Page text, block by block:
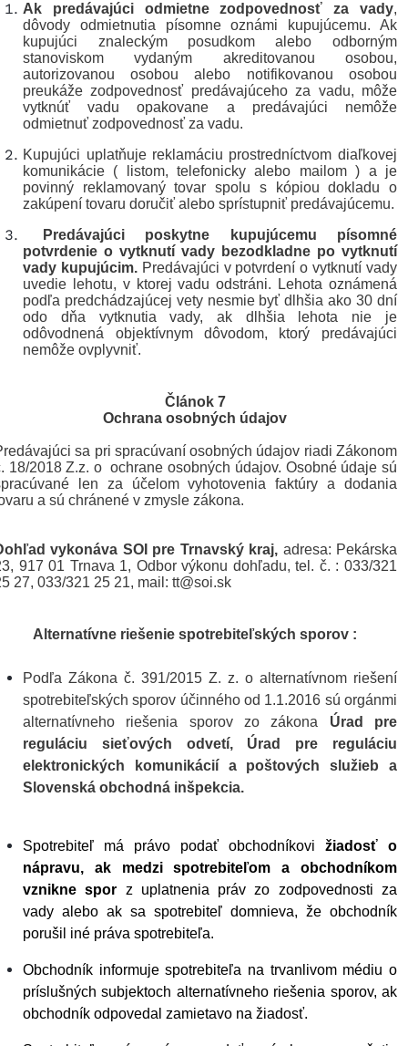
Ak predávajúci odmietne zodpovednosť za vady,
dôvody odmietnutia písomne oznámi kupujúcemu. Ak
kupujúci znaleckým posudkom alebo odborným
stanoviskom vydaným akreditovanou osobou,
autorizovanou osobou alebo notifikovanou osobou
preukáže zodpovednosť predávajúceho za vadu, môže
vytknúť vadu opakovane a predávajúci nemôže
odmietnuť zodpovednosť za vadu.
Kupujúci uplatňuje reklamáciu prostredníctvom diaľkovej
komunikácie ( listom, telefonicky alebo mailom ) a je
povinný reklamovaný tovar spolu s kópiou dokladu o
zakúpení tovaru doručiť alebo sprístupniť predávajúcemu.
Predávajúci poskytne kupujúcemu písomné
potvrdenie o vytknutí vady bezodkladne po vytknutí
vady kupujúcim.Predávajúci v potvrdení o vytknutí vady
uvedie lehotu, v ktorej vadu odstráni. Lehota oznámená
podľa predchádzajúcej vety nesmie byť dlhšia ako 30 dní
odo dňa vytknutia vady, ak dlhšia lehota nie je
odôvodnená objektívnym dôvodom, ktorý predávajúci
nemôže ovplyvniť.
Článok 7
Ochrana osobných údajov
sa pri spracúvaní osobných údajov riadi Zákonom
18/2018 Z.z. o ochrane osobných údajov. Osobné údaje sú
len za účelom vyhotovenia faktúry a dodania
a sú chránené v zmysle zákona.
vykonáva SOI pre Trnavský kraj, adresa: Pekárska
917 01 Trnava 1, Odbor výkonu dohľadu, tel. č. : 033/321
27, 033/321 25 21, mail: tt@soi.sk
Alternatívne riešenie spotrebiteľských sporov :
Podľa Zákona č. 391/2015 Z. z. o alternatívnom riešení
spotrebiteľských sporov účinného od 1.1.2016 sú orgánmi
alternatívneho riešenia sporov zo zákona Úrad pre
reguláciu sieťových odvetí, Úrad pre reguláciu
elektronických komunikácií a poštových služieb a
Slovenská obchodná inšpekcia.
Spotrebiteľ má právo podať obchodníkovi žiadosť o
nápravu, ak medzi spotrebiteľom a obchodníkom
vznikne spor z uplatnenia práv zo zodpovednosti za
vady alebo ak sa spotrebiteľ domnieva, že obchodník
porušil iné práva spotrebiteľa.
Obchodník informuje spotrebiteľa na trvanlivom médiu o
príslušných subjektoch alternatívneho riešenia sporov, ak
obchodník odpovedal zamietavo na žiadosť.